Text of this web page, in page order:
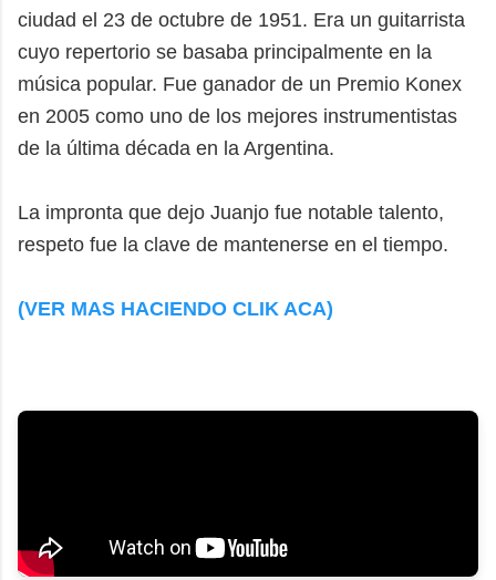
ciudad el 23 de octubre de 1951. Era un guitarrista
cuyo repertorio se basaba principalmente en la
música popular. Fue ganador de un Premio Konex
en 2005 como uno de los mejores instrumentistas
de la última década en la Argentina.
La impronta que dejo Juanjo fue notable talento,
respeto fue la clave de mantenerse en el tiempo.
(VER MAS HACIENDO CLIK ACA)